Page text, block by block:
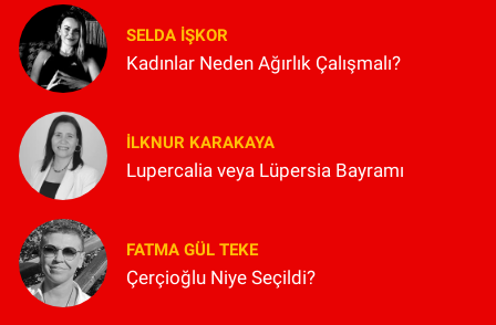
SELDA İŞKOR
Kadınlar Neden Ağırlık Çalışmalı?
İLKNUR KARAKAYA
Lupercalia veya Lüpersia Bayramı
FATMA GÜL TEKE
Çerçioğlu Niye Seçildi?